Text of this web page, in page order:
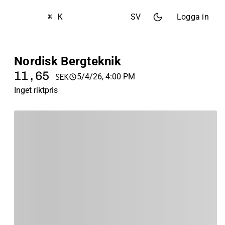
⌘ K SV Logga in
Nordisk Bergteknik
11,65 SEK
5/4/26, 4:00 PM
Inget riktpris